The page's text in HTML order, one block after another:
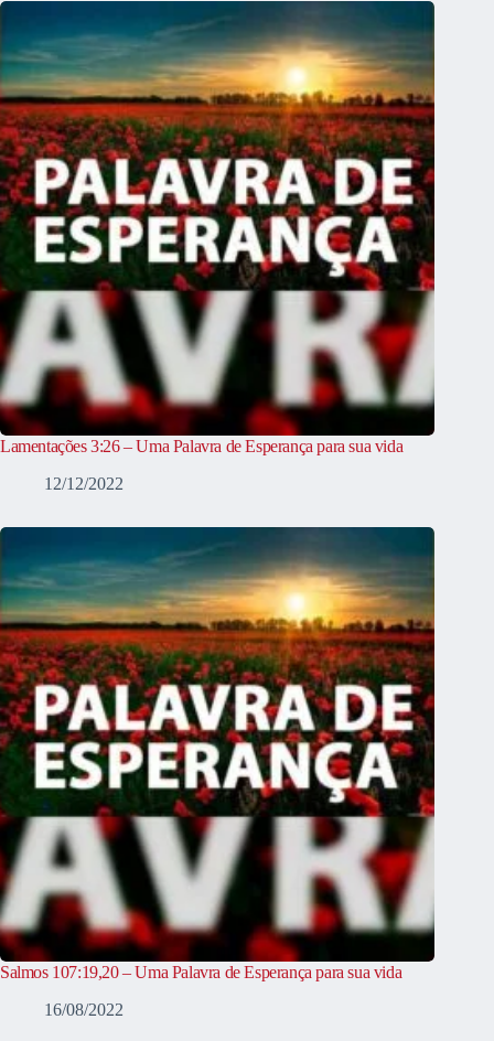
Lamentações 3:26 – Uma Palavra de Esperança para sua vida
12/12/2022
Salmos 107:19,20 – Uma Palavra de Esperança para sua vida
16/08/2022